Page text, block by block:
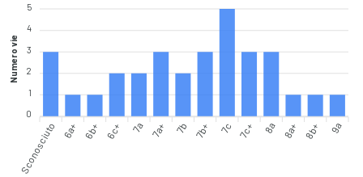
5
4
3
2
1
0
Numero vie
Sconosciuto 6a+ 6b+ 6c+ 7a 7a+ 7b 7b+ 7c 7c+ 8a 8a+ 8b+ 9a